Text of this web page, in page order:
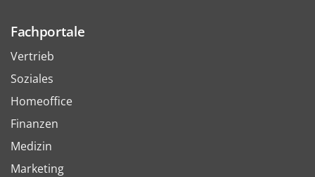
Fachportale
Vertrieb
Soziales
Homeoffice
Finanzen
Medizin
Marketing